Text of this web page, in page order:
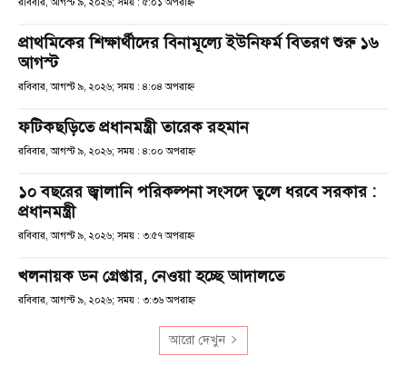
প্রাথমিকের শিক্ষার্থীদের বিনামূল্যে ইউনিফর্ম বিতরণ শুরু ১৬
আগস্ট
রবিবার, আগস্ট ৯, ২০২৬; সময় : ৪:০৪ অপরাহ্ণ
ফটিকছড়িতে প্রধানমন্ত্রী তারেক রহমান
রবিবার, আগস্ট ৯, ২০২৬; সময় : ৪:০০ অপরাহ্ণ
১০ বছরের জ্বালানি পরিকল্পনা সংসদে তুলে ধরবে সরকার :
প্রধানমন্ত্রী
রবিবার, আগস্ট ৯, ২০২৬; সময় : ৩:৫৭ অপরাহ্ণ
খলনায়ক ডন গ্রেপ্তার, নেওয়া হচ্ছে আদালতে
রবিবার, আগস্ট ৯, ২০২৬; সময় : ৩:৩৬ অপরাহ্ণ
আরো দেখুন